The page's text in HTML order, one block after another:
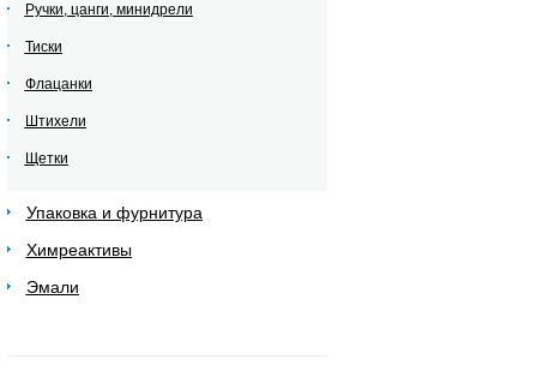
Ручки, цанги, минидрели
Тиски
Флацанки
Штихели
Щетки
Упаковка и фурнитура
Химреактивы
Эмали